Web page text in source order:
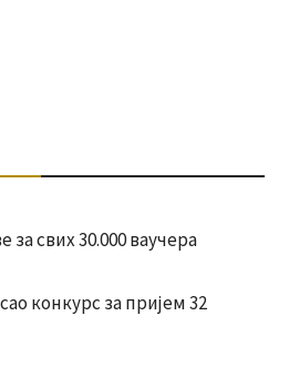
свих 30.000 ваучера
конкурс за пријем 32